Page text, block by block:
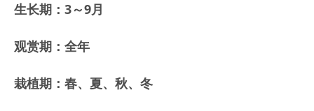
生长期：3～9月
观赏期：全年
栽植期：春、夏、秋、冬